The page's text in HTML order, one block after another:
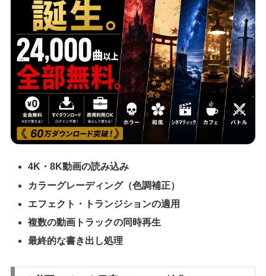
4K・8K動画の読み込み
カラーグレーディング（色調補正）
エフェクト・トランジションの適用
複数の動画トラックの同時再生
最終的な書き出し処理